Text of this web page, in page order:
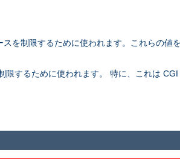
を制限するために使われます。これらの値
するために使われます。 特に、これは